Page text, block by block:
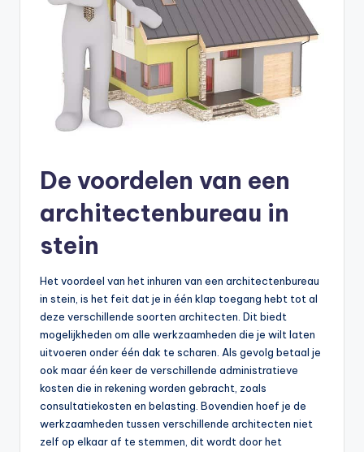
De voordelen van een
architectenbureau in
stein
Het voordeel van het inhuren van een architectenbureau
in stein, is het feit dat je in één klap toegang hebt tot al
deze verschillende soorten architecten. Dit biedt
mogelijkheden om alle werkzaamheden die je wilt laten
uitvoeren onder één dak te scharen. Als gevolg betaal je
ook maar één keer de verschillende administratieve
kosten die in rekening worden gebracht, zoals
consultatiekosten en belasting. Bovendien hoef je de
werkzaamheden tussen verschillende architecten niet
zelf op elkaar af te stemmen, dit wordt door het